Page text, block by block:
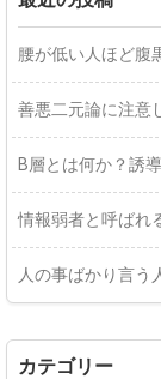
腰が低い人ほど腹
善悪二元論に注意
B層とは何か？誘
情報弱者と呼ばれ
人の事ばかり言う
カテゴリー